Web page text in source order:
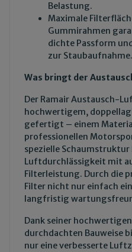
Belastung.
Maximale
Gummirahmen
dichte Passform
zur Staubaufnahme.
Was bringt der
Der Ramair Austausch-
hochwertigem,
gefertigt – einem
professionellen
spezielle
Luftdurchlässigkeit mit
Filterleistung. Durch die
Filter nicht nur einfach
langfristig
Dank seiner
durchdachten Bauweise
nur eine verbesserte